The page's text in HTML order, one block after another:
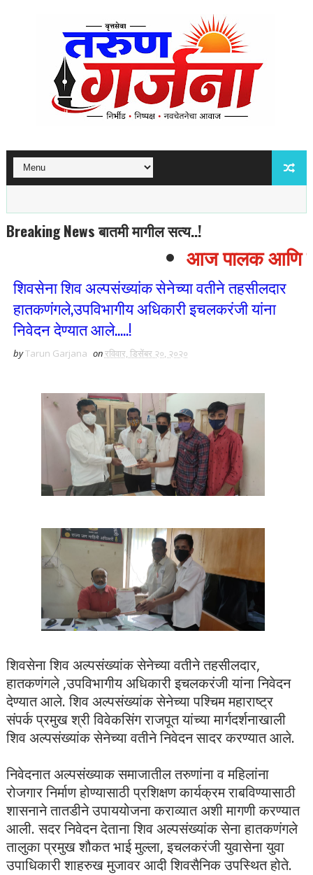
Breaking News बातमी मागील सत्य..!
आज पालक आणि
शिवसेना शिव अल्पसंख्यांक सेनेच्या वतीने तहसीलदार
हातकणंगले,उपविभागीय अधिकारी इचलकरंजी यांना
निवेदन देण्यात आले.....!
byTarun Garjana onरविवार, डिसेंबर २०, २०२०
शिवसेना शिव अल्पसंख्यांक सेनेच्या वतीने तहसीलदार,
हातकणंगले ,उपविभागीय अधिकारी इचलकरंजी यांना निवेदन
देण्यात आले. शिव अल्पसंख्यांक सेनेच्या पश्चिम महाराष्ट्र
संपर्क प्रमुख श्री विवेकसिंग राजपूत यांच्या मार्गदर्शनाखाली
शिव अल्पसंख्यांक सेनेच्या वतीने निवेदन सादर करण्यात आले.
निवेदनात अल्पसंख्याक समाजातील तरुणांना व महिलांना
रोजगार निर्माण होण्यासाठी प्रशिक्षण कार्यक्रम राबविण्यासाठी
शासनाने तातडीने उपाययोजना कराव्यात अशी मागणी करण्यात
आली. सदर निवेदन देताना शिव अल्पसंख्यांक सेना हातकणंगले
तालुका प्रमुख शौकत भाई मुल्ला, इचलकरंजी युवासेना युवा
उपाधिकारी शाहरुख मुजावर आदी शिवसैनिक उपस्थित होते.